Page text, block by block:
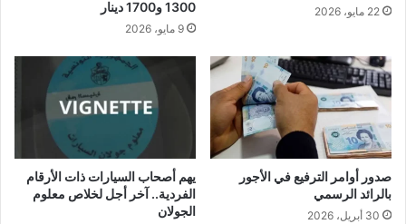
22 مايو، 2026
1300 و1700 دينار
9 مايو، 2026
صدور أوامر الترفيع في الأجور
بالرائد الرسمي
30 أبريل، 2026
يهم أصحاب السيارات ذات الأرقام
الفردية.. آخر أجل لخلاص معلوم
الجولان